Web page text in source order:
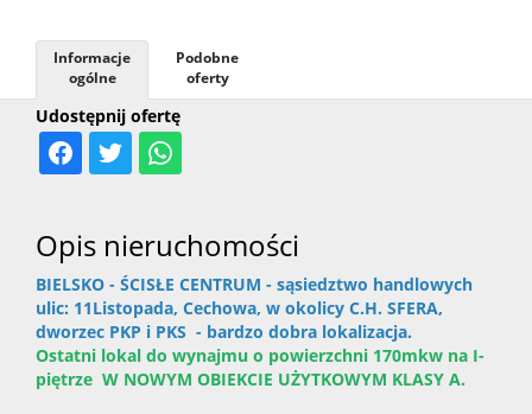
Udostępnij ofertę
Informacje
ogólne
Podobne
oferty
Opis nieruchomości
BIELSKO - ŚCISŁE CENTRUM - sąsiedztwo handlowych
ulic: 11Listopada, Cechowa, w okolicy C.H. SFERA,
dworzec PKP i PKS - bardzo dobra lokalizacja.
Ostatni lokal do wynajmu o powierzchni 170mkw na I-
piętrze W NOWYM OBIEKCIE UŻYTKOWYM KLASY A.